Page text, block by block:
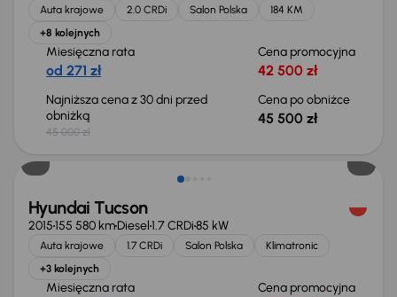
Auta krajowe 2.0 CRDi Salon Polska
184 KM
+8 kolejnych
Miesięczna rata
od 271 zł
Cena promocyjna
42 500 zł
Najniższa cena z 30 dni przed
obniżką
45 000 zł
Cena po obniżce
45 500 zł
Taniej o 500 zł
Hyundai Tucson
2015155 580 kmDiesel1.7 CRDi85 kW
Auta krajowe 1.7 CRDi Salon Polska
Klimatronic
+3 kolejnych
Miesięczna rata Cena promocyjna